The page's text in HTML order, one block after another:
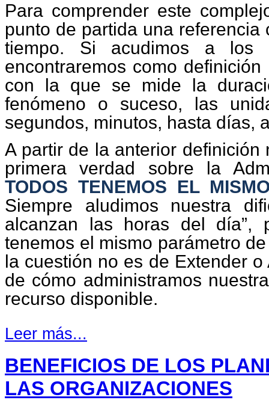
Para comprender este
punto de partida una
tiempo. Si acudimos a los
encontraremos como definición
con la que se mide la
fenómeno o suceso, las
segundos, minutos, hasta días,
A partir de la anterior
primera verdad sobre la
TODOS TENEMOS EL
Siempre aludimos nuestra
alcanzan las horas del día”,
tenemos el mismo parámetro
la cuestión no es de Extender
de cómo administramos
recurso disponible.
Leer más...
BENEFICIOS DE LOS
LAS ORGANIZACIONES